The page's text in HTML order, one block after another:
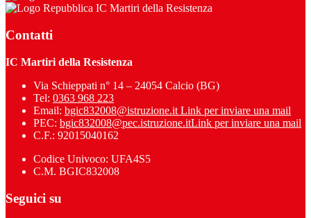
IC Martiri della Resistenza
Contatti
IC Martiri della Resistenza
Via Schieppati n° 14 – 24054 Calcio (BG)
Tel: 0363 968 223
Email: bgic832008@istruzione.it Link per inviare una mail
PEC: bgic832008@pec.istruzione.itLink per inviare una mail
C.F.: 92015040162
Codice Univoco: UFA4S5
C.M. BGIC832008
Seguici su